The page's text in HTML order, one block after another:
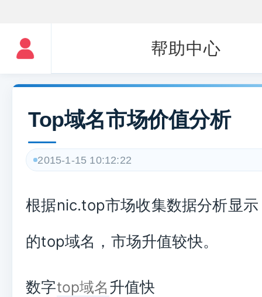
帮助中心
Top域名市场价值分析
2015-1-15 10:12:22
根据nic.top市场收集数据分析显
的top域名，市场升值较快。
数字top域名 升值快